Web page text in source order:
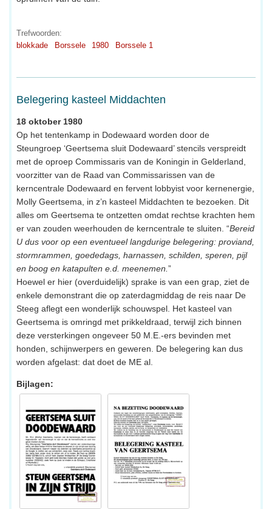
Trefwoorden:
blokkade
Borssele 1980 Borssele 1
Belegering kasteel Middachten
18 oktober 1980
Op het tentenkamp in Dodewaard worden door de
Steungroep ‘Geertsema sluit Dodewaard’ stencils verspreidt
met de oproep Commissaris van de Koningin in Gelderland,
voorzitter van de Raad van Commissarissen van de
kerncentrale Dodewaard en fervent lobbyist voor kernenergie,
Molly Geertsema, in z’n kasteel Middachten te bezoeken. Dit
alles om Geertsema te ontzetten omdat rechtse krachten hem
er van zouden weerhouden de kerncentrale te sluiten. “Bereid
U dus voor op een eventueel langdurige belegering: proviand,
stormrammen, goededags, harnassen, schilden, speren, pijl
en boog en katapulten e.d. meenemen.”
Hoewel er hier (overduidelijk) sprake is van een grap, ziet de
enkele demonstrant die op zaterdagmiddag de reis naar De
Steeg aflegt een wonderlijk schouwspel. Het kasteel van
Geertsema is omringd met prikkeldraad, terwijl zich binnen
deze versterkingen ongeveer 50 M.E.-ers bevinden met
honden, schijnwerpers en geweren. De belegering kan dus
worden afgelast: dat doet de ME al.
Bijlagen: